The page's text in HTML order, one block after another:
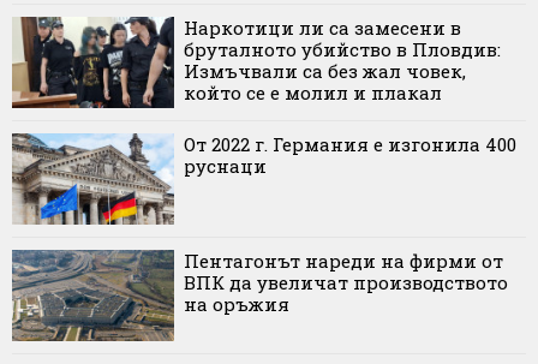
Наркотици ли са замесени в
бруталното убийство в Пловдив:
Измъчвали са без жал човек,
който се е молил и плакал
От 2022 г. Германия е изгонила 400
руснаци
Пентагонът нареди на фирми от
ВПК да увеличат производството
на оръжия